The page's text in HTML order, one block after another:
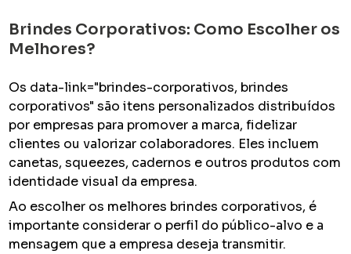
Brindes Corporativos: Como Escolher os
Melhores?
Os data-link="brindes-corporativos, brindes
corporativos" são itens personalizados distribuídos
por empresas para promover a marca, fidelizar
clientes ou valorizar colaboradores. Eles incluem
canetas, squeezes, cadernos e outros produtos com
identidade visual da empresa.
Ao escolher os melhores brindes corporativos, é
importante considerar o perfil do público-alvo e a
mensagem que a empresa deseja transmitir.